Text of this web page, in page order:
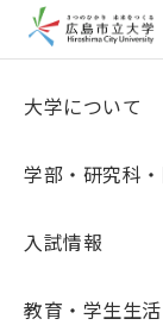
大学について
学部・研究科
入試情報
教育・学生生活
Vera Susan Bracklo
国際交流・